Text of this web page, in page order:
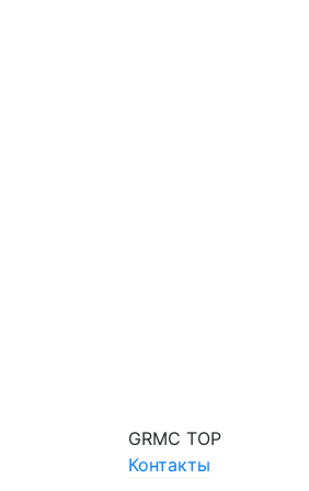
GRMC TOP
Контакты